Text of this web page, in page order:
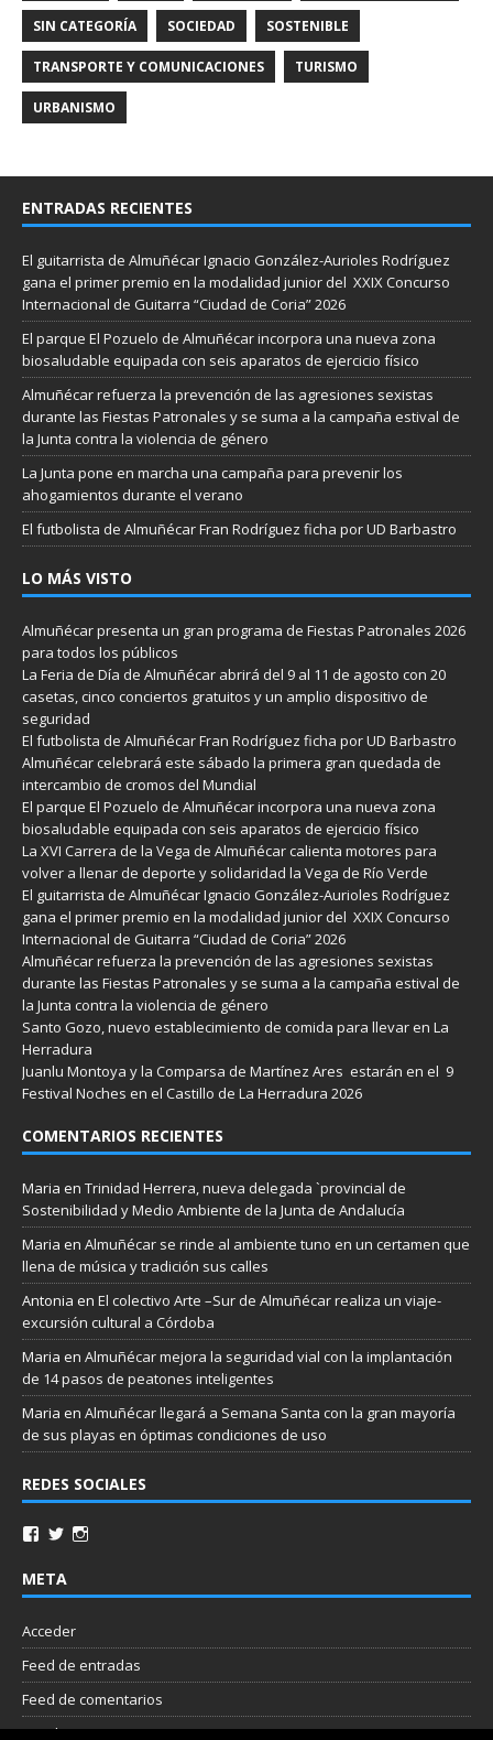
SIN CATEGORÍA SOCIEDAD SOSTENIBLE
TRANSPORTE Y COMUNICACIONES TURISMO
URBANISMO
ENTRADAS RECIENTES
El guitarrista de Almuñécar Ignacio González-Aurioles Rodríguez
gana el primer premio en la modalidad junior del XXIX Concurso
Internacional de Guitarra “Ciudad de Coria” 2026
El parque El Pozuelo de Almuñécar incorpora una nueva zona
biosaludable equipada con seis aparatos de ejercicio físico
Almuñécar refuerza la prevención de las agresiones sexistas
durante las Fiestas Patronales y se suma a la campaña estival de
la Junta contra la violencia de género
La Junta pone en marcha una campaña para prevenir los
ahogamientos durante el verano
El futbolista de Almuñécar Fran Rodríguez ficha por UD Barbastro
LO MÁS VISTO
Almuñécar presenta un gran programa de Fiestas Patronales 2026
para todos los públicos
La Feria de Día de Almuñécar abrirá del 9 al 11 de agosto con 20
casetas, cinco conciertos gratuitos y un amplio dispositivo de
seguridad
El futbolista de Almuñécar Fran Rodríguez ficha por UD Barbastro
Almuñécar celebrará este sábado la primera gran quedada de
intercambio de cromos del Mundial
El parque El Pozuelo de Almuñécar incorpora una nueva zona
biosaludable equipada con seis aparatos de ejercicio físico
La XVI Carrera de la Vega de Almuñécar calienta motores para
volver a llenar de deporte y solidaridad la Vega de Río Verde
El guitarrista de Almuñécar Ignacio González-Aurioles Rodríguez
gana el primer premio en la modalidad junior del XXIX Concurso
Internacional de Guitarra “Ciudad de Coria” 2026
Almuñécar refuerza la prevención de las agresiones sexistas
durante las Fiestas Patronales y se suma a la campaña estival de
la Junta contra la violencia de género
Santo Gozo, nuevo establecimiento de comida para llevar en La
Herradura
Juanlu Montoya y la Comparsa de Martínez Ares estarán en el 9
Festival Noches en el Castillo de La Herradura 2026
COMENTARIOS RECIENTES
Maria en Trinidad Herrera, nueva delegada `provincial de
Sostenibilidad y Medio Ambiente de la Junta de Andalucía
Maria en Almuñécar se rinde al ambiente tuno en un certamen que
llena de música y tradición sus calles
Antonia en El colectivo Arte –Sur de Almuñécar realiza un viaje-
excursión cultural a Córdoba
Maria en Almuñécar mejora la seguridad vial con la implantación
de 14 pasos de peatones inteligentes
Maria en Almuñécar llegará a Semana Santa con la gran mayoría
de sus playas en óptimas condiciones de uso
REDES SOCIALES
META
Acceder
Feed de entradas
Feed de comentarios
WordPress.org